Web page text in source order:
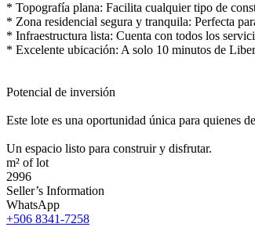
* Topografía plana: Facilita cualquier tipo de
* Zona residencial segura y tranquila: Perfecta
* Infraestructura lista: Cuenta con todos los
* Excelente ubicación: A solo 10 minutos de
Potencial de inversión
Este lote es una oportunidad única para quienes
Un espacio listo para construir y disfrutar.
m² of lot
2996
Seller’s Information
WhatsApp
+506 8341-7258